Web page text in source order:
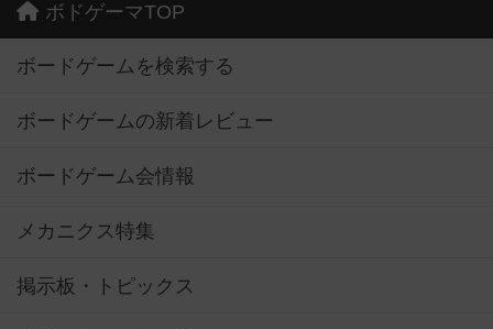
ボドゲーマTOP
ボードゲームを検索する
ボードゲームの新着レビュー
ボードゲーム会情報
メカニクス特集
掲示板・トピックス